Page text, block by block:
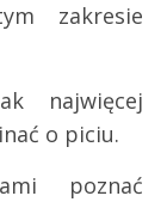
zakresie
najwięcej
o piciu.
poznać